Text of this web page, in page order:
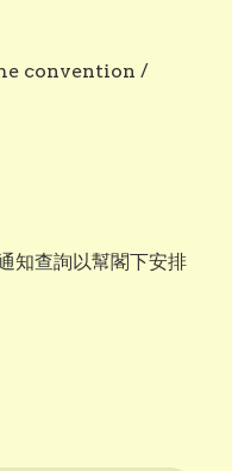
convention /
知查詢以幫閣下安排